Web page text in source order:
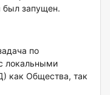
был запущен.
по
локальными
как Общества, так